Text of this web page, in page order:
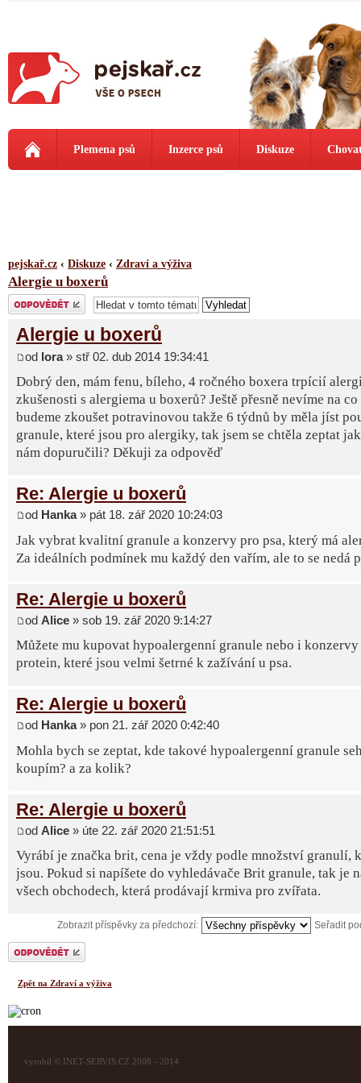
Plemena psů Inzerce psů Diskuze
pejskař.cz ‹ Diskuze ‹ Zdraví a výživa
Alergie u boxerů
Odeslat odpověď
Alergie u boxerů
od lora» stř 02. dub 2014 19:34:41
Dobrý den, mám fenu, bíleho, 4 ročného boxera trpícií
zkušenosti s alergiema u boxerů? Ještě přesně nevíme na
budeme zkoušet potravinovou takže 6 týdnů by měla jíst
granule, které jsou pro alergiky, tak jsem se chtěla zeptat
nám dopuručili? Děkuji za odpověď
Re: Alergie u boxerů
od Hanka» pát 18. zář 2020 10:24:03
Jak vybrat kvalitní granule a konzervy pro psa, který má
Za ideálních podmínek mu každý den vařím, ale to se nedá
Re: Alergie u boxerů
od Alice » sob 19. zář 2020 9:14:27
Můžete mu kupovat hypoalergenní granule nebo i
protein, které jsou velmi šetrné k zažívání u psa.
Re: Alergie u boxerů
od Hanka» pon 21. zář 2020 0:42:40
Mohla bych se zeptat, kde takové hypoalergenní granule
koupím? a za kolik?
Re: Alergie u boxerů
od Alice » úte 22. zář 2020 21:51:51
Vyrábí je značka brit, cena je vždy podle množství granulí,
jsou. Pokud si napíšete do vyhledávače Brit granule, tak je
všech obchodech, která prodávají krmiva pro zvířata.
Zobrazit příspěvky za předchozí: Seřadit
Odeslat odpověď
Zpět na Zdraví a výživa
vyrobil © INET-SERVIS.CZ 2008 - 2014